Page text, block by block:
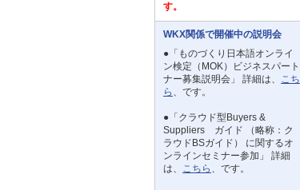
す。
WKX関係で開催中の説明会
●「ものづくり日本語オンライ
ン検定（MOK）ビジネスパート
ナー募集説明会」 詳細は、 こち
ら 、です。
●「クラウド型Buyers &
Suppliers ガイド （略称：ク
ラウドBSガイド） に関するオ
ンラインセミナー参加」 詳細
は、 こちら 、です。